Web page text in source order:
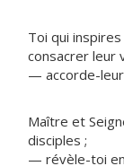
Toi qui
consacrer leur
— accorde-leur
Maître et
disciples ;
— révèle-toi